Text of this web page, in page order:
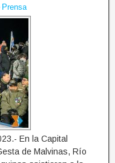
Prensa
En la Capital
de Malvinas, Río